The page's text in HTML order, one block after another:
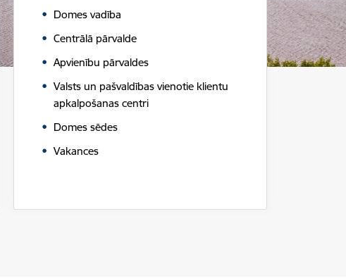
Domes vadība
Centrālā pārvalde
Apvienību pārvaldes
Valsts un pašvaldības vienotie klientu
apkalpošanas centri
Domes sēdes
Vakances